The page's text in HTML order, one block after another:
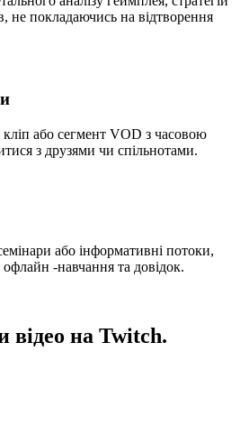
не покладаючись на відтворення
або сегмент VOD з часовою
з друзями чи спільнотами.
або інформативні потоки,
-навчання та довідок.
відео на Twitch.